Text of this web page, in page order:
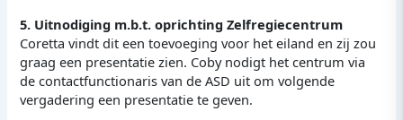
5. Uitnodiging m.b.t. oprichting Zelfregiecentrum
Coretta vindt dit een toevoeging voor het eiland en zij zou
graag een presentatie zien. Coby nodigt het centrum via
de contactfunctionaris van de ASD uit om volgende
vergadering een presentatie te geven.